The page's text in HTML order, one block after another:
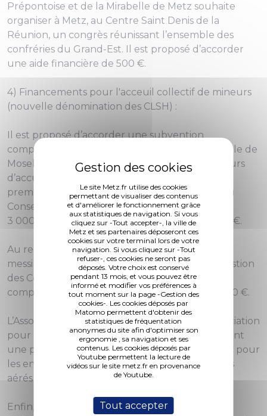
Le site Metz.fr utilise des cookies
permettant de visualiser des contenus
et d'améliorer le fonctionnement grâce
aux statistiques de navigation. Si vous
cliquez sur -Tout accepter-, la ville de
Metz et ses partenaires déposeront ces
cookies sur votre terminal lors de votre
navigation. Si vous cliquez sur -Tout
refuser-, ces cookies ne seront pas
déposés. Votre choix est conservé
pendant 13 mois, et vous pouvez être
informé et modifier vos préférences à
tout moment sur la page -Gestion des
cookies-. Les cookies déposés par
Matomo permettent d'obtenir des
statistiques de fréquentation
anonymes du site afin d'optimiser son
ergonomie , sa navigation et ses
contenus. Les cookies déposés par
Youtube permettent la lecture de
vidéos sur le site metz.fr en provenance
de Youtube.
Tout accepter
Prépontoise et de la Mirabelle de Metz souhaite
organiser à Metz, au Centre Saint Denis de la
Réunion, un congrès réunissant l’ensemble des
confréries du Grand-Est. Il est proposé d’accorder
une aide financière de 500 €.
4) Financements pour l'acceuil collectif de mineurs
(nouvelle dénomination des CLSH) :
Il est proposé d’accorder une subvention
complémentaire à la Fédération Départementale de
Moselle Familles de France qui a réalisé 5 416 jours
d’accueil d’enfants messins. Compte tenu du
premier versement accordé par délibération du
Conseil Municipal en date du 29 avril 2010, soit
3 000 €, le solde restant à verser s'élève à 5 124 €.
Au regard du nombre définitif de participants
messins (8 007 jours d’accueil), le Comité de Gestion
des Centres Sociaux de Metz-Borny sollicite un
complément de financement à hauteur de 1 510 €.
L’Association Franco-Asiatique de Metz et l’Association
pour la Jeunesse l'Enfance et la Famille sollicitent
une participation respective de 1 010 € et 300 € pour
les enfants messins ayant participés aux centres
aérés 2010.
Enfin, l’Oeuvre Privée de Centres de Vacances